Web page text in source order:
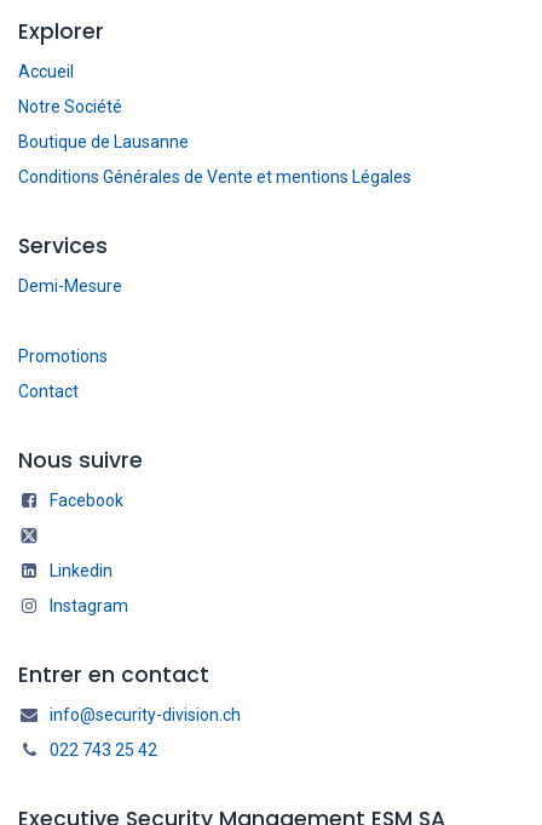
Explorer
Accueil
Notre Société
Boutique de Lausanne
Conditions Générales de Vente et mentions Légales
Services
Demi-Mesure
Promotions
Contact
Nous suivre
Facebook
Linkedin
Instagram
Entrer en contact
info@security-division.ch
022 743 25 42
Executive Security Management ESM SA